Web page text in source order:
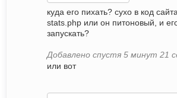
куда его пихать? сухо в код
stats.php или он питоновый, и
запускать?
Добавлено спустя 5 минут 21
или вот